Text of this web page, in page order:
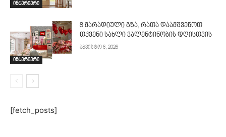
ინტერიერი
ინტერიერი
8 მარადიული გზა, რათა დაამშვენოთ
თქვენი სახლი ვალენტინობის დღისთვის
აგვისტო 6, 2026
[fetch_posts]